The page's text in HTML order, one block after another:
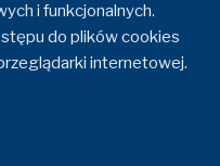
i funkcjonalnych.
do plików cookies
internetowej.